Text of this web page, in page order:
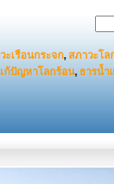
ะเรือนกระจก, สภาวะโล
ก้ปัญหาโลกร้อน, ธารน้ำ